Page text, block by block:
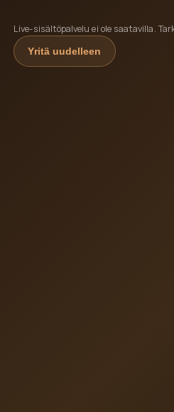
Live-sisältöpalvelu ei ole saatavilla.
Yritä uudelleen